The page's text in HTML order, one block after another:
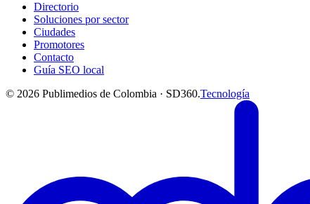
Directorio
Soluciones por sector
Ciudades
Promotores
Contacto
Guía SEO local
© 2026 Publimedios de Colombia · SD360.Tecnología